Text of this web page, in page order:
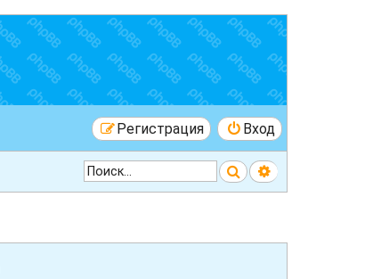
Вход
Регистрация
ПоискРасширенный